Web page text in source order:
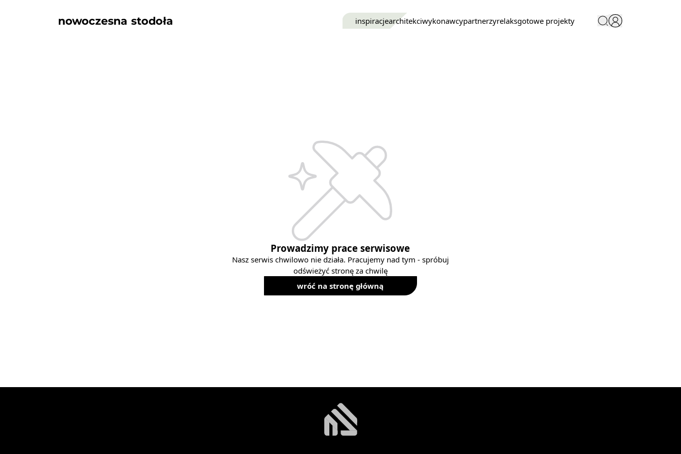
inspiracjearchitekciwykonawcypartnerzyrelaksgotowe projekty
Prowadzimy prace serwisowe
Nasz serwis chwilowo nie działa. Pracujemy nad tym - spróbuj
odświeżyć stronę za chwilę
wróć na stronę główną